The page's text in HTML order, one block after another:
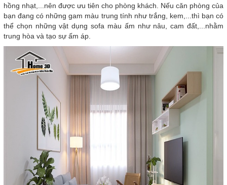
hồng nhạt,...nên được ưu tiên cho phòng khách. Nếu căn phòng của
bạn đang có những gam màu trung tính như trắng, kem,...thì bạn có
thể chọn những vật dụng sofa màu ấm như nâu, cam đất,...nhằm
trung hòa và tạo sự ấm áp.